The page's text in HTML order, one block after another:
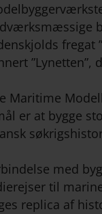
fregat
Maritime
er at bygge
med
til
replica af